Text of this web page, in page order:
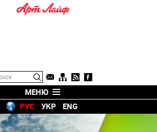
МЕНЮ
РУС
УКР ENG